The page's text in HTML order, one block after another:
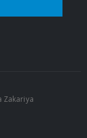
Zakariya